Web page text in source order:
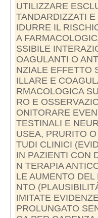
UTILIZZARE
TANDARDIZZATI
IDURRE IL
A
SSIBILE
OAGULANTI O
NZIALE EFFETTO
ILLARE E
RMACOLOGICA
RO E
ONITORARE
TESTINALI E
USEA, PRURITO
TUDI CLINICI
IN PAZIENTI CON
N TERAPIA
LE AUMENTO
NTO
IMITATE
PROLUNGATO